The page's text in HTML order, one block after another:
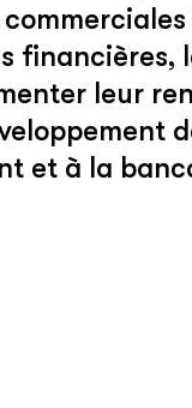
leur
et à la